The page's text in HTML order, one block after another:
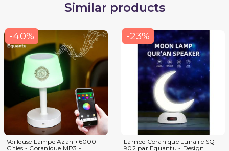
Similar products
-40%
Veilleuse Lampe Azan +6000
Cities - Coranique MP3 -...
-23%
Lampe Coranique Lunaire SQ-
902 par Equantu - Design...